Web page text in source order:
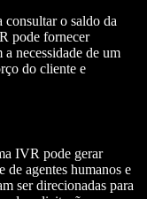
consultar o saldo da
pode fornecer
necessidade de um
do cliente e
IVR pode gerar
de agentes humanos e
ser direcionadas para